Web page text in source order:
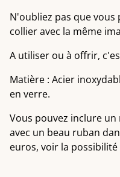
N'oubliez pas que vous
collier avec la même
A utiliser ou à offrir,
Matière : Acier
en verre.
Vous pouvez inclure
avec un beau ruban
euros, voir la